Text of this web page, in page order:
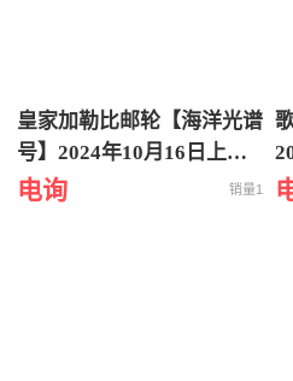
皇家加勒比邮轮【海洋光谱
号】2024年10月16日上海
出发到韩国济州日本福冈 5
电询 销量1